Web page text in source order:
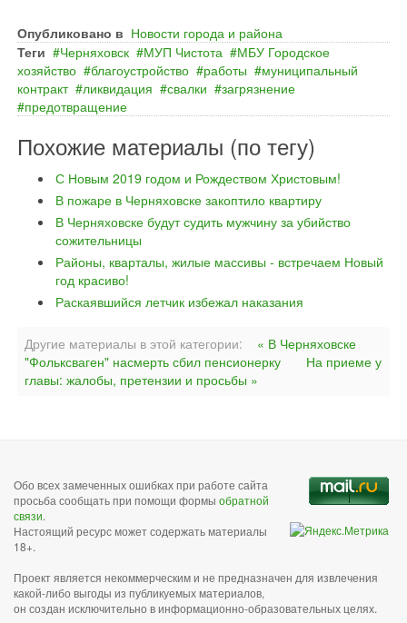
Опубликовано в Новости города и района
Теги
Черняховск МУП Чистота
МБУ Городское
хозяйство
благоустройство работы
муниципальный
контракт
ликвидация свалки
загрязнение
предотвращение
Похожие материалы (по тегу)
С Новым 2019 годом и Рождеством Христовым!
В пожаре в Черняховске закоптило квартиру
В Черняховске будут судить мужчину за убийство
сожительницы
Районы, кварталы, жилые массивы - встречаем Новый
год красиво!
Раскаявшийся летчик избежал наказания
Другие материалы в этой категории:
« В Черняховске
"Фольксваген" насмерть сбил пенсионерку
На приеме у
главы: жалобы, претензии и просьбы »
Обо всех замеченных ошибках при работе сайта
просьба сообщать при помощи формы обратной
связи.
Настоящий ресурс может содержать материалы
18+.
Проект является некоммерческим и не предназначен для извлечения
какой-либо выгоды из публикуемых материалов,
он создан исключительно в информационно-образовательных целях.